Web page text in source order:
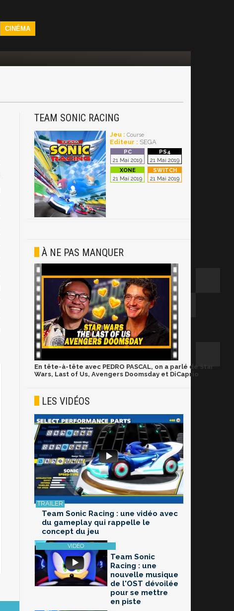
CINÉMA
TEAM SONIC RACING
Jeu : Course
Editeur : SEGA
21 Mai 2019 21 Mai 2019
21 Mai 2019 21 Mai 2019
À NE PAS MANQUER
En tête-à-tête avec PEDRO PASCAL, on a parlé de Star
Wars, Last of Us, Avengers Doomsday et DiCaprio
LES VIDÉOS
Team Sonic Racing : une vidéo avec
du gameplay qui rappelle le
concept du jeu
Team Sonic
Racing : une
nouvelle musique
de l'OST dévoilée
pour se mettre
en piste